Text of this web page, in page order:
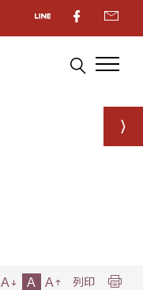
A A A 列印